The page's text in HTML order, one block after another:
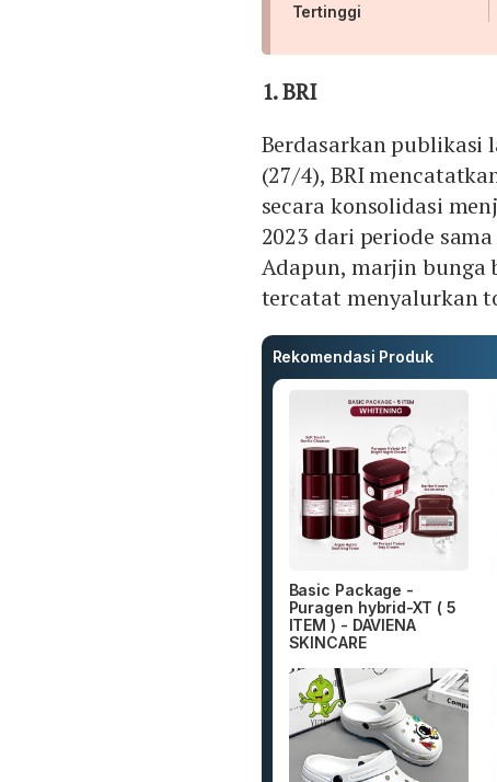
Tertinggi
1.BRI
Berdasarkan publikasi
(27/4), BRI
secara konsolidasi
2023 dari periode
Adapun, marjin bunga
tercatat menyalurkan
Rekomendasi Produk
Basic Package -
Puragen hybrid-XT ( 5
ITEM ) - DAVIENA
SKINCARE